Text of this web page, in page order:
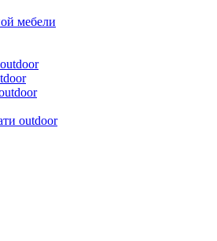
мебели
outdoor